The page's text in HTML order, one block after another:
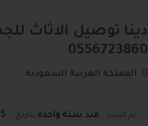
دينا توصيل الاثاث
0556723860
تم النشر منذ سنة واحدة بتاريخ: